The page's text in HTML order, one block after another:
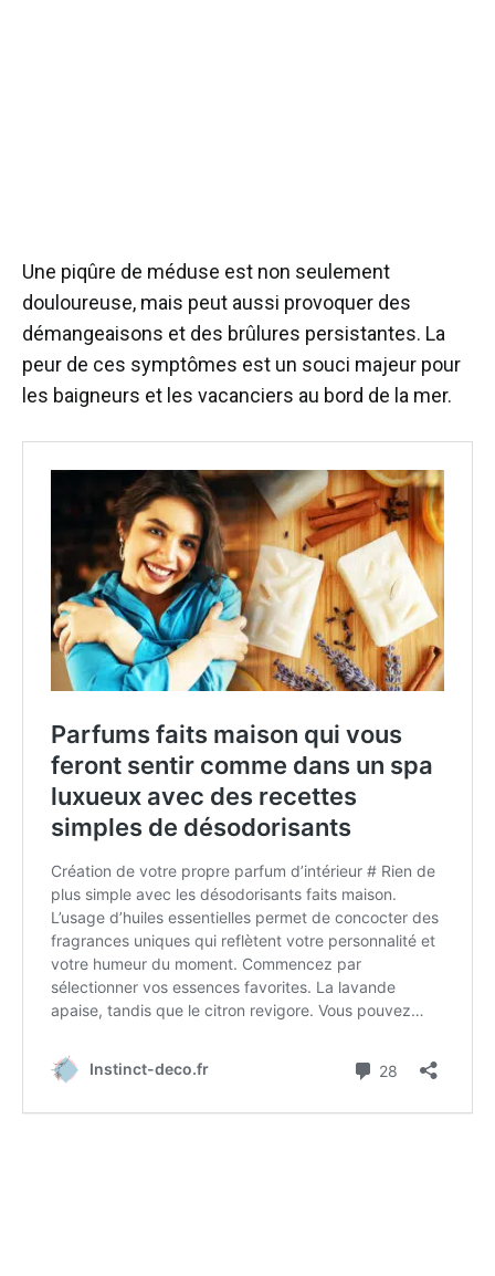
Une piqûre de méduse est non seulement
douloureuse, mais peut aussi provoquer des
démangeaisons et des brûlures persistantes. La
peur de ces symptômes est un souci majeur pour
les baigneurs et les vacanciers au bord de la mer.